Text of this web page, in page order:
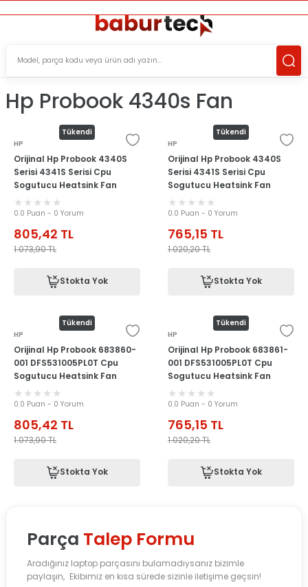
Hp Probook 4340s Fan
Tükendi
HP
Orijinal Hp Probook 4340S
Serisi 4341S Serisi Cpu
Sogutucu Heatsink Fan
0.0 Puan - 0 Yorum
805,42 TL
1.073,90TL
Stokta Yok
Tükendi
HP
Orijinal Hp Probook 4340S
Serisi 4341S Serisi Cpu
Sogutucu Heatsink Fan
0.0 Puan - 0 Yorum
765,15 TL
1.020,20TL
Stokta Yok
Tükendi
HP
Orijinal Hp Probook 683860-
001 DFS531005PL0T Cpu
Sogutucu Heatsink Fan
0.0 Puan - 0 Yorum
805,42 TL
1.073,90TL
Stokta Yok
Tükendi
HP
Orijinal Hp Probook 683861-
001 DFS531005PL0T Cpu
Sogutucu Heatsink Fan
0.0 Puan - 0 Yorum
765,15 TL
1.020,20TL
Stokta Yok
Parça Talep Formu
Aradığınız laptop parçasını bulamadıysanız bizimle
paylaşın, Ekibimiz en kısa sürede sizinle iletişime geçsin!